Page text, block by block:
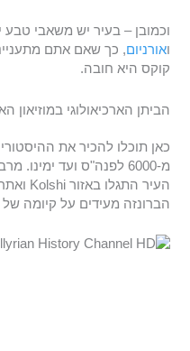
וכמובן – בעיר יש משאבי טבע
ואורניום, כך שאם אתם
קוקס היא חובה.
הביתן הארכיאולוגי במוזיאון
כאן תוכלו להכיר את
מ-6000 לפנה"ס ועד
העיר התגלו באזור Kolshi ואתרי קבורה
הברונזה מעידים על קיומה